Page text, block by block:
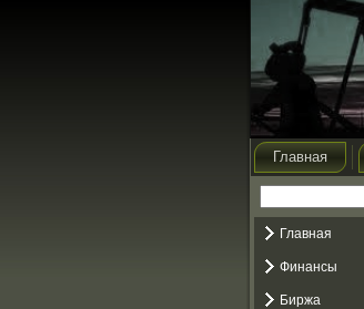
Главная
Главная
Финансы
Биржа